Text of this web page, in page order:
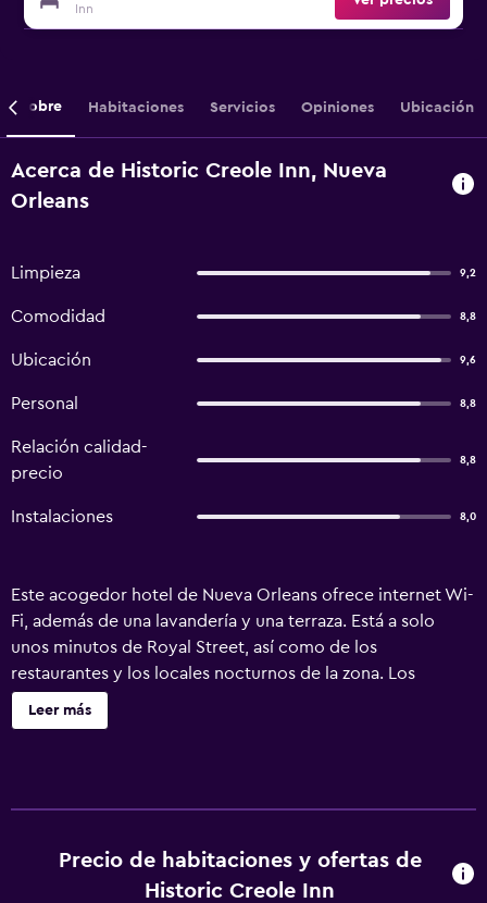
Inn
Sobre Habitaciones Servicios Opiniones Ubicación
Acerca de Historic Creole Inn, Nueva
Orleans
Limpieza 9,2
Comodidad 8,8
Ubicación 9,6
Personal 8,8
Relación calidad-
precio
8,8
Instalaciones 8,0
Este acogedor hotel de Nueva Orleans ofrece internet Wi-
Fi, además de una lavandería y una terraza. Está a solo
unos minutos de Royal Street, así como de los
restaurantes y los locales nocturnos de la zona. Los
huéspedes Creole Inn pueden relajarse, si lo desean, en los
jardines de la propiedad. El hotel cuenta con habitaciones
concretamente, Faubourg Marigny está a solo cinco
minutos andando. Además, se puede acceder a pie hasta
Leer más
Precio de habitaciones y ofertas de
Historic Creole Inn